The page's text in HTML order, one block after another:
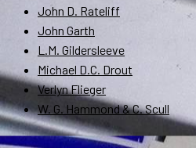
John D. Rateliff
John Garth
L.M. Gildersleeve
Michael D.C. Drout
Verlyn Flieger
W. G. Hammond & C. Scull